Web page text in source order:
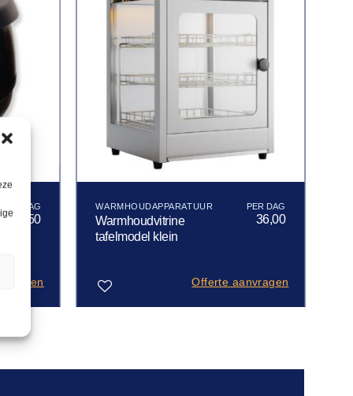
24,50
WARMHOUDAPPARATUUR
Warmhoudvitrine
tafelmodel klein
36,00
Offerte aanvragen